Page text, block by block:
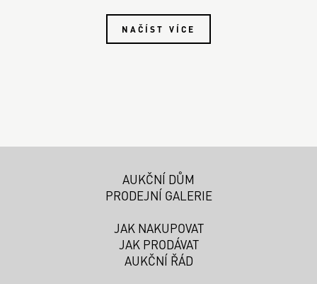
NAČÍST VÍCE
AUKČNÍ DŮM
PRODEJNÍ GALERIE
JAK NAKUPOVAT
JAK PRODÁVAT
AUKČNÍ ŘÁD